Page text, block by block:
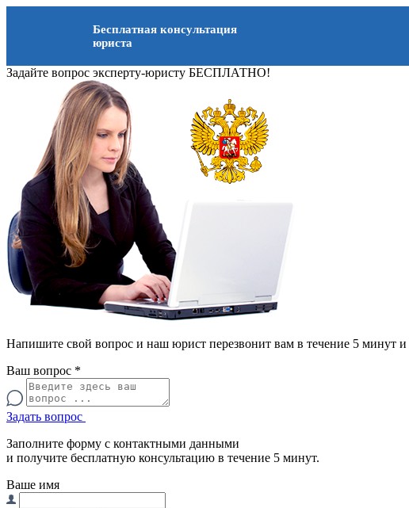
Бесплатная консультация
юриста
Задайте вопрос эксперту-юристу БЕСПЛАТНО!
Напишите свой вопрос и наш юрист перезвонит вам в течение 5 минут и
Ваш вопрос *
Задать вопрос
Заполните форму с контактными данными
и получите бесплатную консультацию в течение 5 минут.
Ваше имя